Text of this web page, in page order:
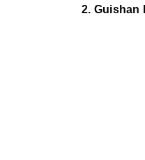
2. Guishan